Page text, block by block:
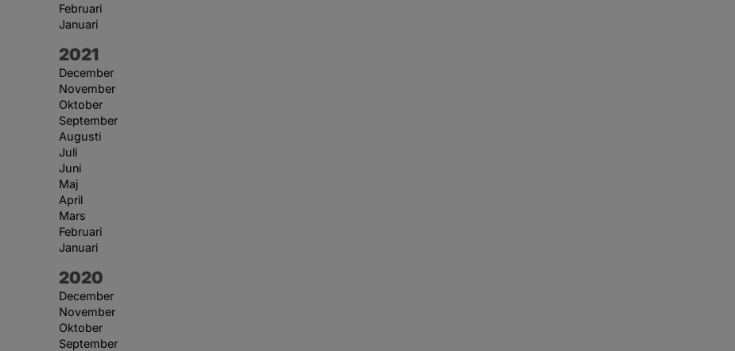
Februari
Januari
År:
2021
December
November
Oktober
September
Augusti
Juli
Juni
Maj
April
Mars
Februari
Januari
År:
2020
December
November
Oktober
September